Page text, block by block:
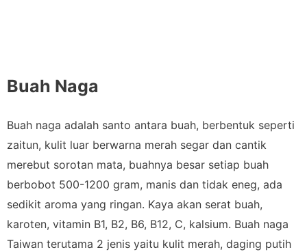
Buah Naga
Buah naga adalah santo antara buah, berbentuk seperti
zaitun, kulit luar berwarna merah segar dan cantik
merebut sorotan mata, buahnya besar setiap buah
berbobot 500-1200 gram, manis dan tidak eneg, ada
sedikit aroma yang ringan. Kaya akan serat buah,
karoten, vitamin B1, B2, B6, B12, C, kalsium. Buah naga
Taiwan terutama 2 jenis yaitu kulit merah, daging putih